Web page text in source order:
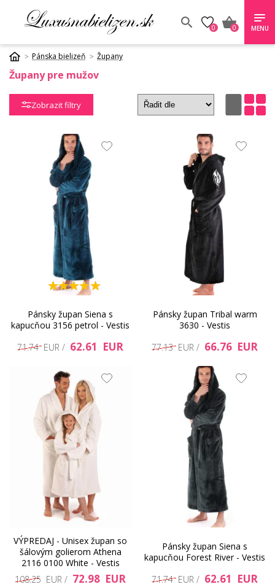
0 0 MENU
Pánska bielizeň Župany
Župany pre mužov
Zobrazit filtry
Pánsky župan Siena s
kapucňou 3156 petrol - Vestis
71.74 EUR / 62.61 EUR
Pánsky župan Tribal warm
3630 - Vestis
77.13 EUR / 66.76 EUR
VÝPREDAJ - Unisex župan so
šálovým golierom Athena
2116 0100 White - Vestis
108.25 EUR / 72.98 EUR
Pánsky župan Siena s
kapucňou Forest River - Vestis
71.74 EUR / 62.61 EUR